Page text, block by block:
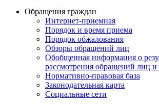
Обращения граждан
Интернет-приемная
Порядок и время приема
Порядок обжалования
Обзоры обращений лиц
Обобщенная информация о
рассмотрения обращений лиц
Нормативно-правовая база
Законодательная карта
Социальные сети